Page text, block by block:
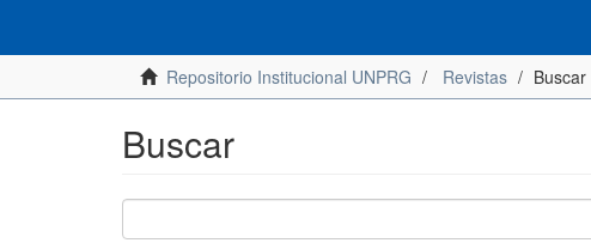
Repositorio Institucional UNPRG Revistas Buscar
Buscar